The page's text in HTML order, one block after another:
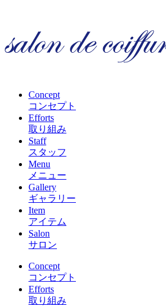
Concept
コンセプト
Efforts
取り組み
Staff
スタッフ
Menu
メニュー
Gallery
ギャラリー
Item
アイテム
Salon
サロン
Concept
コンセプト
Efforts
取り組み